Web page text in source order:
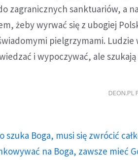
zagranicznych sanktuariów, a
żeby wyrwać się z ubogiej
pielgrzymami.
i wypoczywać, ale
DEON.PL
szuka Boga, musi się zwrócić
na Boga, zawsze mieć